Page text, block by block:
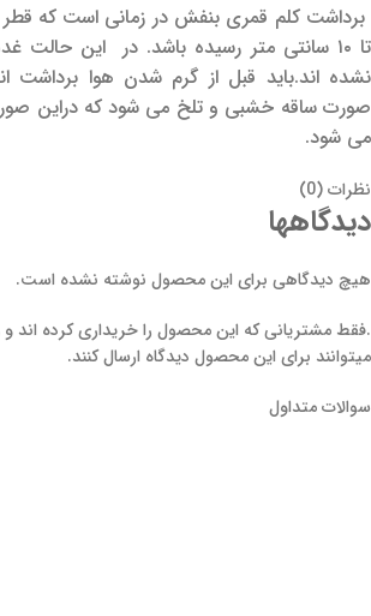
تا ۱۰ سانتی متر رسیده باشد. در این
نشده اند.باید قبل از گرم شدن هوا برداشت
صورت ساقه خشبی و تلخ می شود که دراین
می شود.
نظرات (0)
دیدگاهها
هیچ دیدگاهی برای این محصول نوشته نشده است.
.فقط مشتریانی که این محصول را خریداری کرده اند
میتوانند برای این محصول دیدگاه ارسال کنند.
سوالات متداول